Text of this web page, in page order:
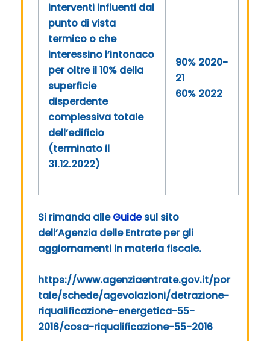
interventi influenti dal
punto di vista
termico o che
interessino l’intonaco
per oltre il 10% della
superficie
disperdente
complessiva totale
dell’edificio
(terminato il
31.12.2022)
90% 2020-
21
60% 2022
Si rimanda alleGuidesul sito
dell’Agenzia delle Entrate per gli
aggiornamenti in materia fiscale.
https://www.agenziaentrate.gov.it/por
tale/schede/agevolazioni/detrazione-
riqualificazione-energetica-55-
2016/cosa-riqualificazione-55-2016